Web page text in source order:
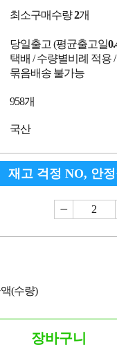
최소구매수량2개
당일출고 (평균출고일
택배 / 수량별비례 적용
묶음배송 불가능
958개
국산
재고 걱정 NO, 안
(수량)
장바구니